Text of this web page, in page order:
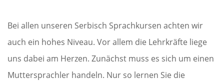
Bei allen unseren Serbisch Sprachkursen achten wir
auch ein hohes Niveau. Vor allem die Lehrkräfte liege
uns dabei am Herzen. Zunächst muss es sich um einen
Muttersprachler handeln. Nur so lernen Sie die